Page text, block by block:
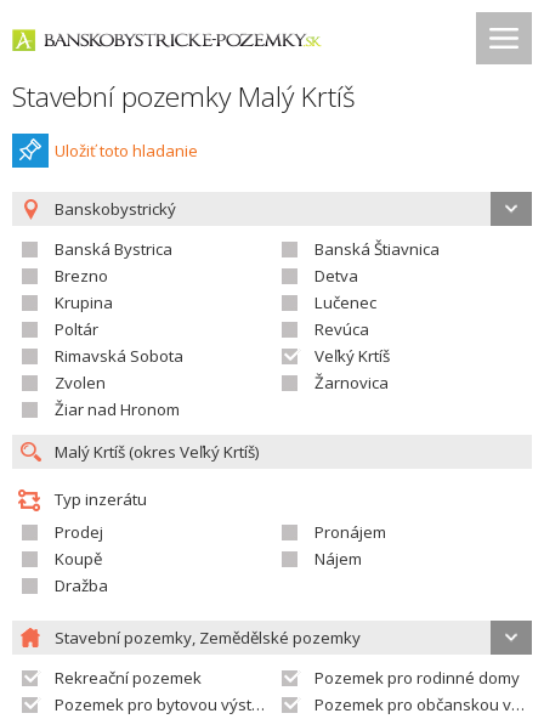
Stavební pozemky Malý Krtíš
Uložiť toto hladanie
Banskobystrický
Banská Bystrica
Banská Štiavnica
Brezno
Detva
Krupina
Lučenec
Poltár
Revúca
Rimavská Sobota
Veľký Krtíš
Zvolen
Žarnovica
Žiar nad Hronom
Typ inzerátu
Prodej
Pronájem
Koupě
Nájem
Dražba
Stavební pozemky, Zemědělské pozemky
Rekreační pozemek
Pozemek pro rodinné domy
Pozemek pro bytovou výstavbu
Pozemek pro občanskou vybavenost